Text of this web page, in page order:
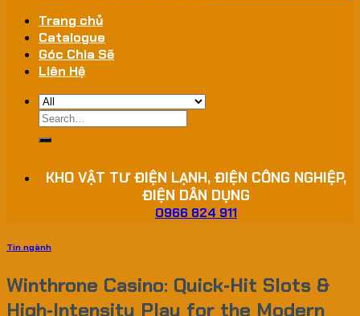
Trang chủ
Catalogue
Góc Chia Sẽ
Liên Hệ
Search
for:
KHO VẬT TƯ ĐIỆN LẠNH, ĐIỆN CÔNG NGHIỆP,
ĐIỆN DÂN DỤNG
0966 824 911
Tin ngành
Winthrone Casino: Quick‑Hit Slots &
High‑Intensity Play for the Modern